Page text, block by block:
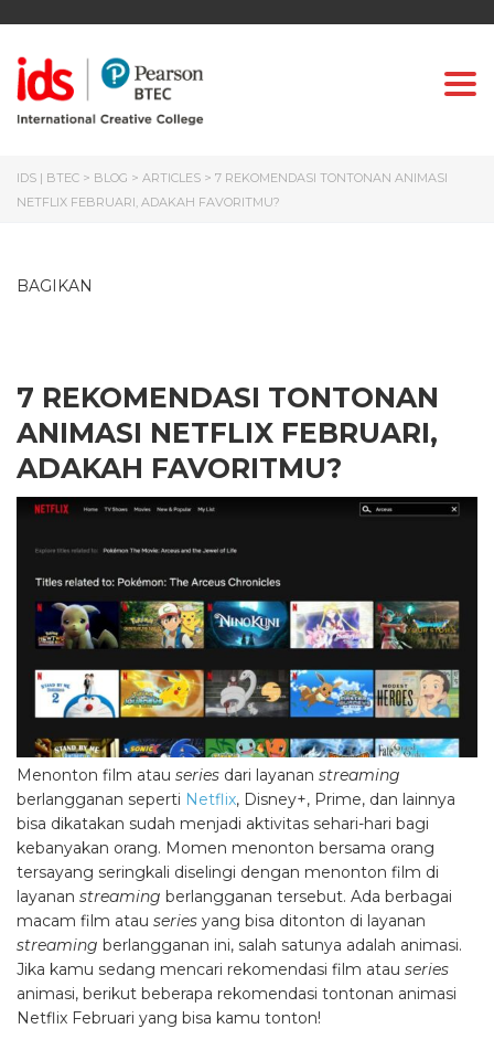
IDS | BTEC > BLOG > ARTICLES > 7 REKOMENDASI TONTONAN ANIMASI
NETFLIX FEBRUARI, ADAKAH FAVORITMU?
BAGIKAN
7 REKOMENDASI TONTONAN
ANIMASI NETFLIX FEBRUARI,
ADAKAH FAVORITMU?
Menonton film atau series dari layanan streaming
berlangganan seperti Netflix, Disney+, Prime, dan lainnya
bisa dikatakan sudah menjadi aktivitas sehari-hari bagi
kebanyakan orang. Momen menonton bersama orang
tersayang seringkali diselingi dengan menonton film di
layanan streaming berlangganan tersebut. Ada berbagai
macam film atau series yang bisa ditonton di layanan
streaming berlangganan ini, salah satunya adalah animasi.
Jika kamu sedang mencari rekomendasi film atau series
animasi, berikut beberapa rekomendasi tontonan animasi
Netflix Februari yang bisa kamu tonton!